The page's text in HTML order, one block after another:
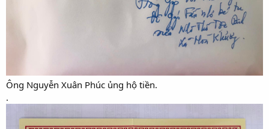
Ông Nguyễn Xuân Phúc ủng hộ tiền.
.